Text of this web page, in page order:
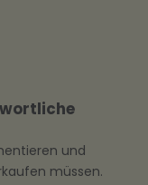
und
müssen.